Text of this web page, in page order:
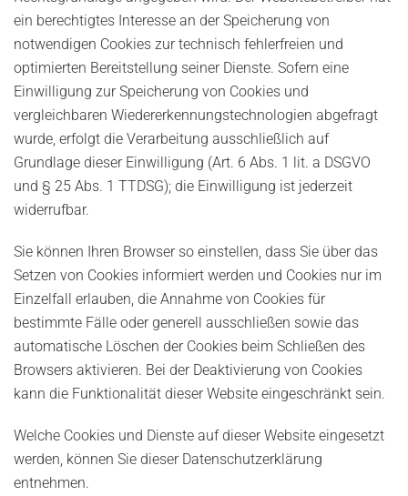
ein berechtigtes Interesse an der Speicherung von
notwendigen Cookies zur technisch fehlerfreien und
optimierten Bereitstellung seiner Dienste. Sofern eine
Einwilligung zur Speicherung von Cookies und
vergleichbaren Wiedererkennungstechnologien abgefragt
wurde, erfolgt die Verarbeitung ausschließlich auf
Grundlage dieser Einwilligung (Art. 6 Abs. 1 lit. a DSGVO
und § 25 Abs. 1 TTDSG); die Einwilligung ist jederzeit
widerrufbar.
Sie können Ihren Browser so einstellen, dass Sie über das
Setzen von Cookies informiert werden und Cookies nur im
Einzelfall erlauben, die Annahme von Cookies für
bestimmte Fälle oder generell ausschließen sowie das
automatische Löschen der Cookies beim Schließen des
Browsers aktivieren. Bei der Deaktivierung von Cookies
kann die Funktionalität dieser Website eingeschränkt sein.
Welche Cookies und Dienste auf dieser Website eingesetzt
werden, können Sie dieser Datenschutzerklärung
entnehmen.